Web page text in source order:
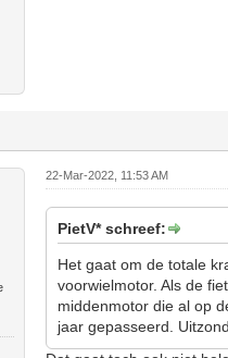
22-Mar-2022, 11:53 AM
PietV* schreef:
Het gaat om de totale
voorwielmotor. Als de
middenmotor die al op
jaar gepasseerd.